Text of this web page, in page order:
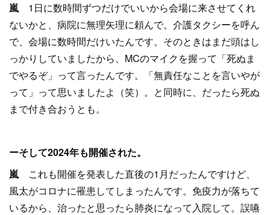
嵐 1日に数時間ずつだけでいいから会場に来させてくれ
ないかと、病院に無理矢理に頼んで。介護タクシーを呼ん
で、会場に数時間だけいたんです。そのときはまだ頭はし
っかりしていましたから、MCのマイクを握って「死ぬま
でやるぞ」って言ったんです。「無責任なことを言いやが
って」って思いましたよ（笑）。と同時に、だったら死ぬ
まで付き合おうとも。
ーそして2024年も開催された。
嵐 これも開催を発表した直後の1月だったんですけど、
風太がコロナに罹患してしまったんです。免疫力が落ちて
いるから、治ったと思ったら肺炎になって入院して。誤嚥